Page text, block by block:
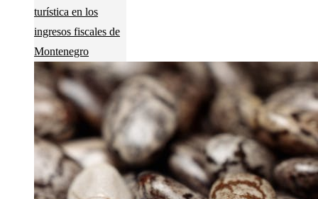
turística en los
ingresos fiscales de
Montenegro